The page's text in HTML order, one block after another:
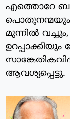
എത്തൊറേ
പൊതുനന്മയും
മുന്നില്‍
ആവശ്യപ്പെട്ടു.